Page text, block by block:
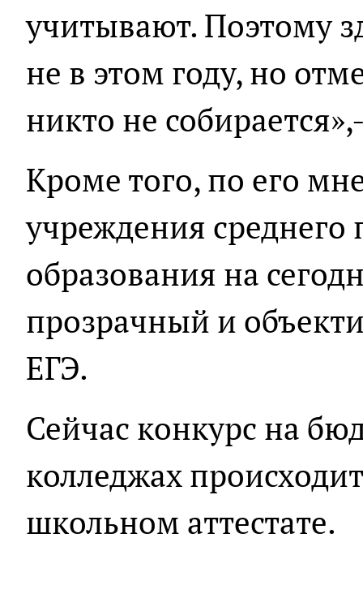
учитывают. Поэтому
не в этом году, но
никто не
Кроме того, по его
учреждения среднего
образования на
прозрачный и
ЕГЭ.
Сейчас конкурс на
колледжах
школьном аттестате.